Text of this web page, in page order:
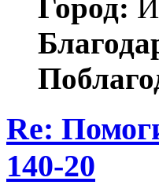
Город:
Re:
140-20